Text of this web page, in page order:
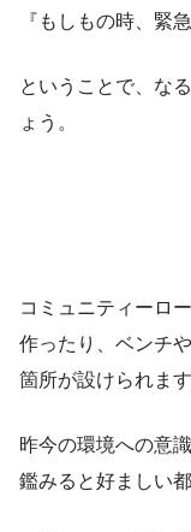
『もしもの時、緊
ということで、な
ょう。
コミュニティーロ
作ったり、ベンチ
箇所が設けられます
昨今の環境への意
鑑みると好ましい